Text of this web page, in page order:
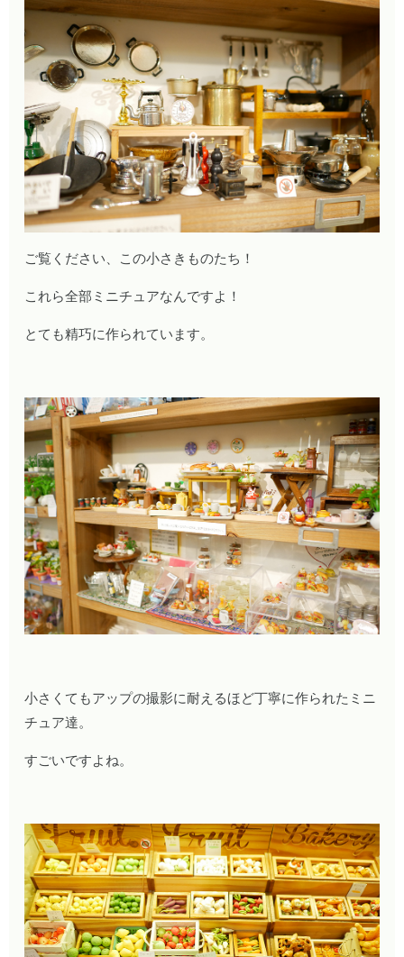
ご覧ください、この小さきものたち！
これら全部ミニチュアなんですよ！
とても精巧に作られています。
小さくてもアップの撮影に耐えるほど丁寧に作られたミニ
チュア達。
すごいですよね。